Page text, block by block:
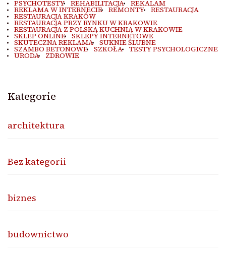
PSYCHOTESTY REHABILITACJA REKALAM
REKLAMA W INTERNECIE REMONTY RESTAURACJA
RESTAURACJA KRAKÓW
RESTAURACJA PRZY RYNKU W KRAKOWIE
RESTAURACJA Z POLSKĄ KUCHNIĄ W KRAKOWIE
SKLEP ONLINE SKLEPY INTERNETOWE
SKUTECZNA REKLAMA SUKNIE ŚLUBNE
SZAMBO BETONOWE SZKOŁA TESTY PSYCHOLOGICZNE
URODA ZDROWIE
Kategorie
architektura
Bez kategorii
biznes
budownictwo